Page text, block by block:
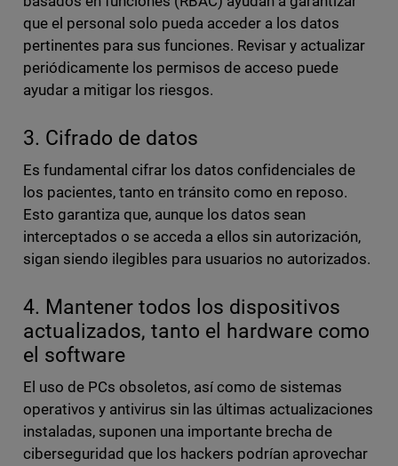
que el personal solo pueda acceder a los datos
pertinentes para sus funciones. Revisar y actualizar
periódicamente los permisos de acceso puede
ayudar a mitigar los riesgos.
3. Cifrado de datos
Es fundamental cifrar los datos confidenciales de
los pacientes, tanto en tránsito como en reposo.
Esto garantiza que, aunque los datos sean
interceptados o se acceda a ellos sin autorización,
sigan siendo ilegibles para usuarios no autorizados.
4. Mantener todos los dispositivos
actualizados, tanto el hardware como
el software
El uso de PCs obsoletos, así como de sistemas
operativos y antivirus sin las últimas actualizaciones
instaladas, suponen una importante brecha de
ciberseguridad que los hackers podrían aprovechar